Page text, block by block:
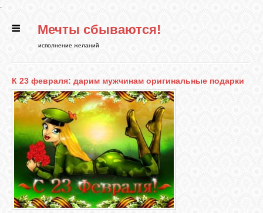
.
ГЛАВНАЯ
РИТУАЛЫ
БИБЛИОТЕКА
ФЭН-ШУЙ
Мечты сбываются!
исполнение желаний
К 23 февраля: дарим мужчинам оригинальные подарки